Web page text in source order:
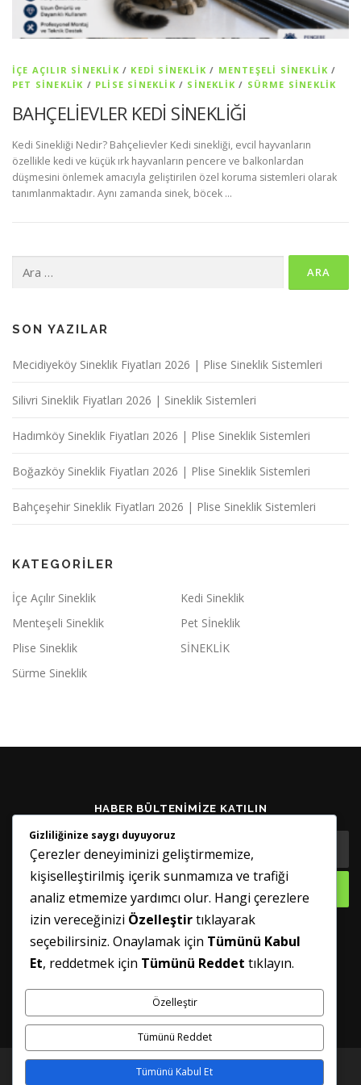
İÇE AÇILIR SINEKLIK / KEDI SINEKLIK / MENTEŞELI SINEKLIK /
PET SİNEKLIK / PLISE SINEKLIK / SİNEKLİK / SÜRME SINEKLIK
BAHÇELİEVLER KEDİ SİNEKLİĞİ
Kedi Sinekliği Nedir? Bahçelievler Kedi sinekliği, evcil hayvanların
özellikle kedi ve küçük ırk hayvanların pencere ve balkonlardan
düşmesini önlemek amacıyla geliştirilen özel koruma sistemleri olarak
tanımlanmaktadır. Aynı zamanda sinek, böcek …
SON YAZILAR
Mecidiyeköy Sineklik Fiyatları 2026 | Plise Sineklik Sistemleri
Silivri Sineklik Fiyatları 2026 | Sineklik Sistemleri
Hadımköy Sineklik Fiyatları 2026 | Plise Sineklik Sistemleri
Boğazköy Sineklik Fiyatları 2026 | Plise Sineklik Sistemleri
Bahçeşehir Sineklik Fiyatları 2026 | Plise Sineklik Sistemleri
KATEGORILER
İçe Açılır Sineklik
Kedi Sineklik
Menteşeli Sineklik
Pet Sİneklik
Plise Sineklik
SİNEKLİK
Sürme Sineklik
HABER BÜLTENIMIZE KATILIN
GÜNCELLENMIŞ TUTUN
Gizliliğinize saygı duyuyoruz
Çerezler deneyiminizi geliştirmemize,
kişiselleştirilmiş içerik sunmamıza ve trafiği
analiz etmemize yardımcı olur. Hangi çerezlere
izin vereceğinizi Özelleştirtıklayarak
seçebilirsiniz. Onaylamak için Tümünü Kabul
Et, reddetmek için Tümünü Reddet tıklayın.
Özelleştir
Tümünü Reddet
Tümünü Kabul Et